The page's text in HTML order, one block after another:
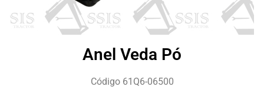
Anel Veda Pó
Código 61Q6-06500